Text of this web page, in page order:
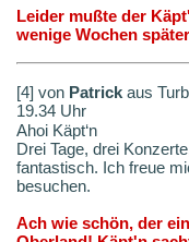
Leider mußte der
wenige Wochen
[4] von Patrick aus
19.34 Uhr
Ahoi Käpt‘n
Drei Tage, drei
fantastisch. Ich freue
besuchen.
Ach wie schön, der